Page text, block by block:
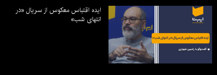
ایده اقتباس معکوس از سریال «در
انتهای شب»